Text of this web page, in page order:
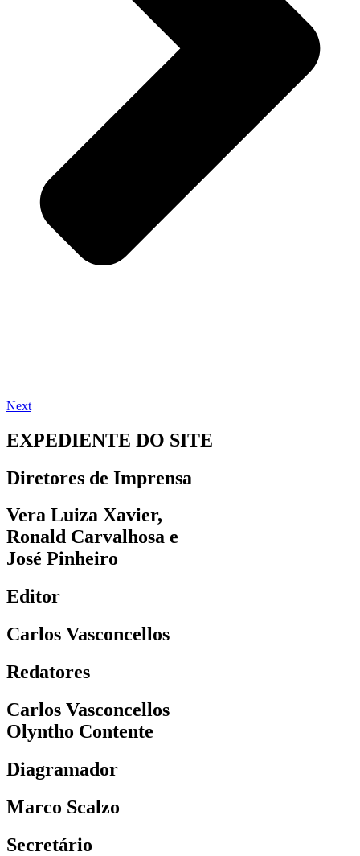
Next
EXPEDIENTE DO SITE
Diretores de Imprensa
Vera Luiza Xavier,
Ronald Carvalhosa e
José Pinheiro
Editor
Carlos Vasconcellos
Redatores
Carlos Vasconcellos
Olyntho Contente
Diagramador
Marco Scalzo
Secretário